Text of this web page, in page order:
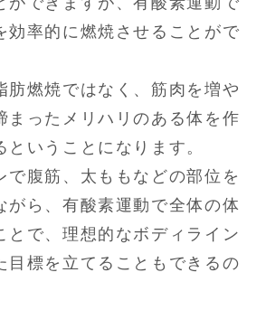
効率的に燃焼させることがで
肪燃焼ではなく、筋肉を増や
まったメリハリのある体を作
ということになります。
で腹筋、太ももなどの部位を
がら、有酸素運動で全体の体
とで、理想的なボディライン
目標を立てることもできるの